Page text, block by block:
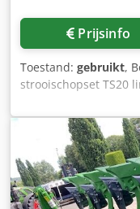
Prijsinfo
Toestand: gebruikt,
strooischopset TS20
+ rechts met Auto
rechts met AutoTS,
parkeerinrichting
hellingssensor voor
Codpst A Tzwsfx